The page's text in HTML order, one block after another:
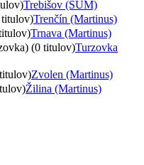
Trebišov (ŠUM)
titulov)Trenčín (Martinus)
Trnava (Martinus)
(0 titulov)Turzovka
Zvolen (Martinus)
Žilina (Martinus)